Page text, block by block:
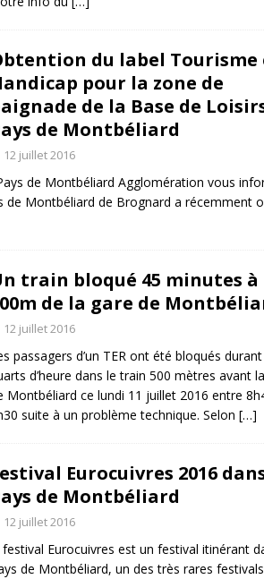
du label Tourisme
pour la zone de
de la Base de
de Montbéliard
12 juillet 2016
de Montbéliard Agglomération vous
de Montbéliard de Brognard a récemment
train bloqué 45 minutes à
de la gare de
12 juillet 2016
passagers d’un TER ont été bloqués
d’heure dans le train 500 mètres avant
Montbéliard ce lundi 11 juillet 2016 entre
suite à un problème technique. Selon […]
Eurocuivres 2016
de Montbéliard
12 juillet 2016
festival Eurocuivres est un festival itinérant
de Montbéliard, un des très rares